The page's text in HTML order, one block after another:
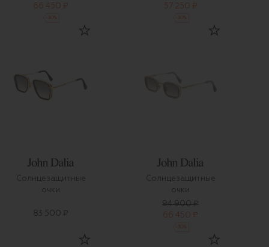
66 450 ₽
%
57 250 ₽
%
Солнцезащитные
очки
83 500 ₽
Солнцезащитные
очки
94 900 ₽
66 450 ₽
%